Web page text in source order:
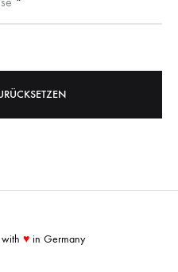
♥ in Germany